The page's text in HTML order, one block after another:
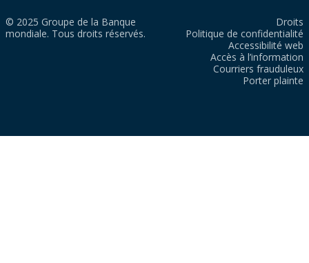
© 2025 Groupe de la Banque
mondiale. Tous droits réservés.
Droits
Politique de confidentialité
Accessibilité web
Accès à l’information
Courriers frauduleux
Porter plainte